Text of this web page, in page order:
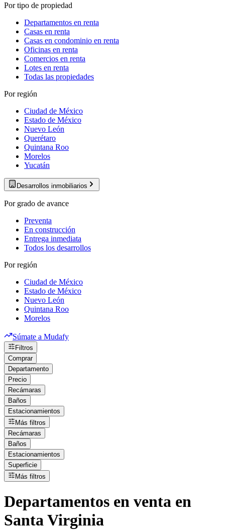
Por tipo de propiedad
Departamentos en renta
Casas en renta
Casas en condominio en renta
Oficinas en renta
Comercios en renta
Lotes en renta
Todas las propiedades
Por región
Ciudad de México
Estado de México
Nuevo León
Querétaro
Quintana Roo
Morelos
Yucatán
Desarrollos inmobiliarios
Por grado de avance
Preventa
En construcción
Entrega inmediata
Todos los desarrollos
Por región
Ciudad de México
Estado de México
Nuevo León
Quintana Roo
Morelos
Súmate a Mudafy
Filtros
Comprar
Departamento
Precio
Recámaras
Baños
Estacionamientos
Más filtros
Recámaras
Baños
Estacionamientos
Superficie
Más filtros
Departamentos en venta en
Santa Virginia